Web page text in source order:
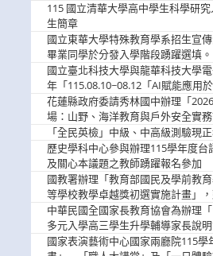
115 國立清華大學高中學生科學研
生簡章
國立東華大學特殊教育學系招生宣
畢業同學於分發入學階段踴躍選填。
國立臺北科技大學與龍華科技大學
年「115.08.10~08.12「AI賦能應用
歡迎學生踴躍報名參加
花蓮縣政府委請秀林國中辦理「
場：山野、海洋教育與戶外安全實
參加
「全民英檢」中級、中高級測驗現
歷史學科中心參與辦理115學年度
及關心本議題之教師踴躍報名參加
國教署辦理「教育部國民及學前教
等學校教學卓越獎初選實施計畫」
中華民國全國家長教育協會為辦理
多元入學高三學生升學輔導家長說明
國家表演藝術中心國家兩廳院115